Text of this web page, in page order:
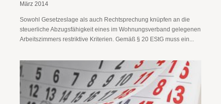
März 2014
Sowohl Gesetzeslage als auch Rechtsprechung knüpfen an die
steuerliche Abzugsfähigkeit eines im Wohnungsverband gelegenen
Arbeitszimmers restriktive Kriterien. Gemäß § 20 EStG muss ein...